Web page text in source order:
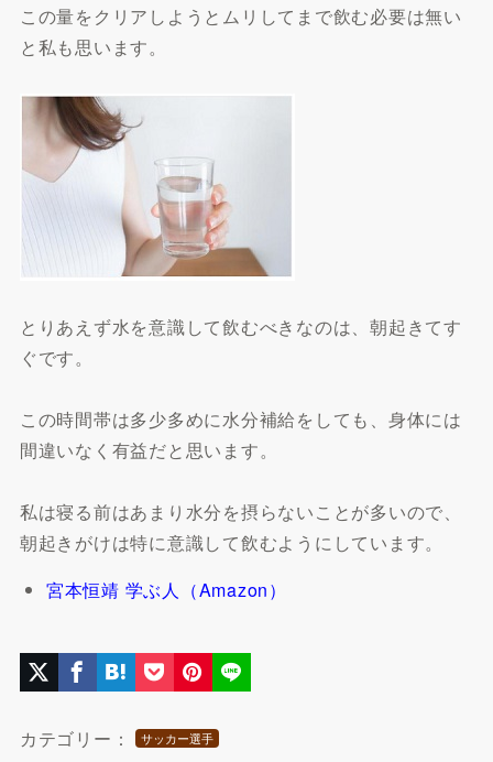
この量をクリアしようとムリしてまで飲む必要は無い
と私も思います。
とりあえず水を意識して飲むべきなのは、朝起きてす
ぐです。
この時間帯は多少多めに水分補給をしても、身体には
間違いなく有益だと思います。
私は寝る前はあまり水分を摂らないことが多いので、
朝起きがけは特に意識して飲むようにしています。
宮本恒靖 学ぶ人（Amazon）
カテゴリー： サッカー選手